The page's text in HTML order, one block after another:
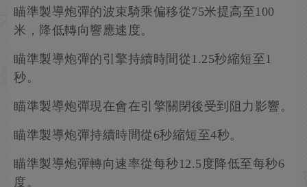
瞄準製導炮彈的波束騎乘偏移從75米提高至100
米，降低轉向響應速度。
瞄準製導炮彈的引擎持續時間從1.25秒縮短至1
秒。
瞄準製導炮彈現在會在引擎關閉後受到阻力影響。
瞄準製導炮彈持續時間從6秒縮短至4秒。
瞄準製導炮彈轉向速率從每秒12.5度降低至每秒6
度。